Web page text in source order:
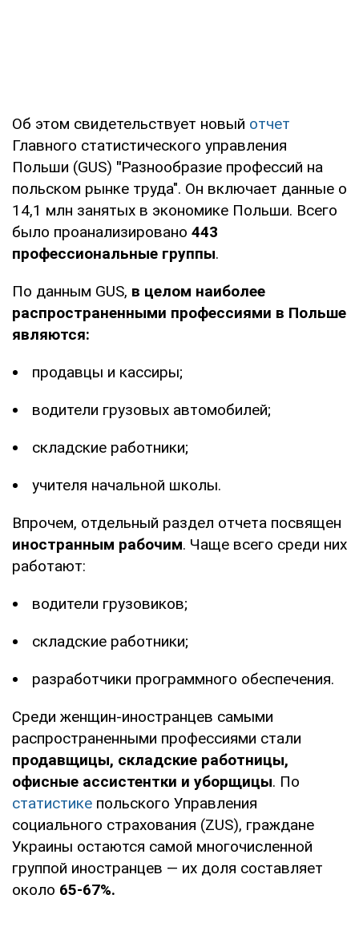
Об этом свидетельствует новый отчет
Главного статистического управления
Польши (GUS) "Разнообразие профессий на
польском рынке труда". Он включает данные о
14,1 млн занятых в экономике Польши. Всего
было проанализировано 443
профессиональные группы.
По данным GUS, в целом наиболее
распространенными профессиями в Польше
являются:
продавцы и кассиры;
водители грузовых автомобилей;
складские работники;
учителя начальной школы.
Впрочем, отдельный раздел отчета посвящен
иностранным рабочим. Чаще всего среди них
работают:
водители грузовиков;
складские работники;
разработчики программного обеспечения.
Среди женщин-иностранцев самыми
распространенными профессиями стали
продавщицы, складские работницы,
офисные ассистентки и уборщицы. По
статистике польского Управления
социального страхования (ZUS), граждане
Украины остаются самой многочисленной
группой иностранцев — их доля составляет
около 65-67%.